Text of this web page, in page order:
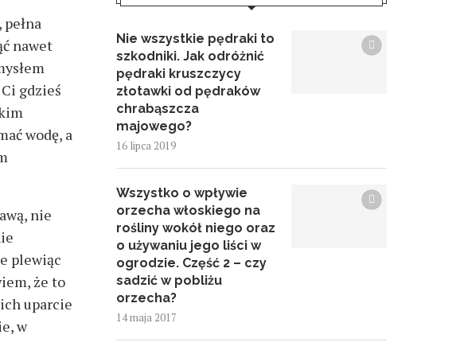
nawet
gdzieś
wodę, a
nie
plewiąc
że to
uparcie
w
Nie wszystkie pędraki to
szkodniki. Jak odróżnić
pędraki kruszczycy
złotawki od pędraków
chrabąszcza
majowego?
16 lipca 2019
Wszystko o wpływie
orzecha włoskiego na
rośliny wokół niego oraz
o używaniu jego liści w
ogrodzie. Część 2 – czy
sadzić w pobliżu
orzecha?
14 maja 2017